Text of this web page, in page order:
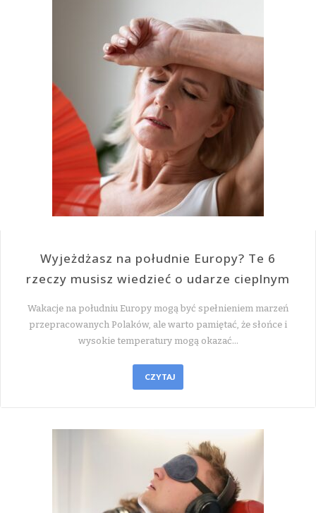
Wyjeżdżasz na południe Europy? Te 6
rzeczy musisz wiedzieć o udarze cieplnym
Wakacje na południu Europy mogą być spełnieniem marzeń
przepracowanych Polaków, ale warto pamiętać, że słońce i
wysokie temperatury mogą okazać…
CZYTAJ